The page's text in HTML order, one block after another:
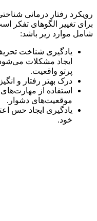
برای تغییر الگوهای تفکر
شامل موارد زیر باشد:
یادگیری شناخت
ایجاد مشکلات
پرتو واقعیت.
درک بهتر رفتار و
استفاده از
موقعیت‌های دشوار.
یادگیری ایجاد حس
خود.